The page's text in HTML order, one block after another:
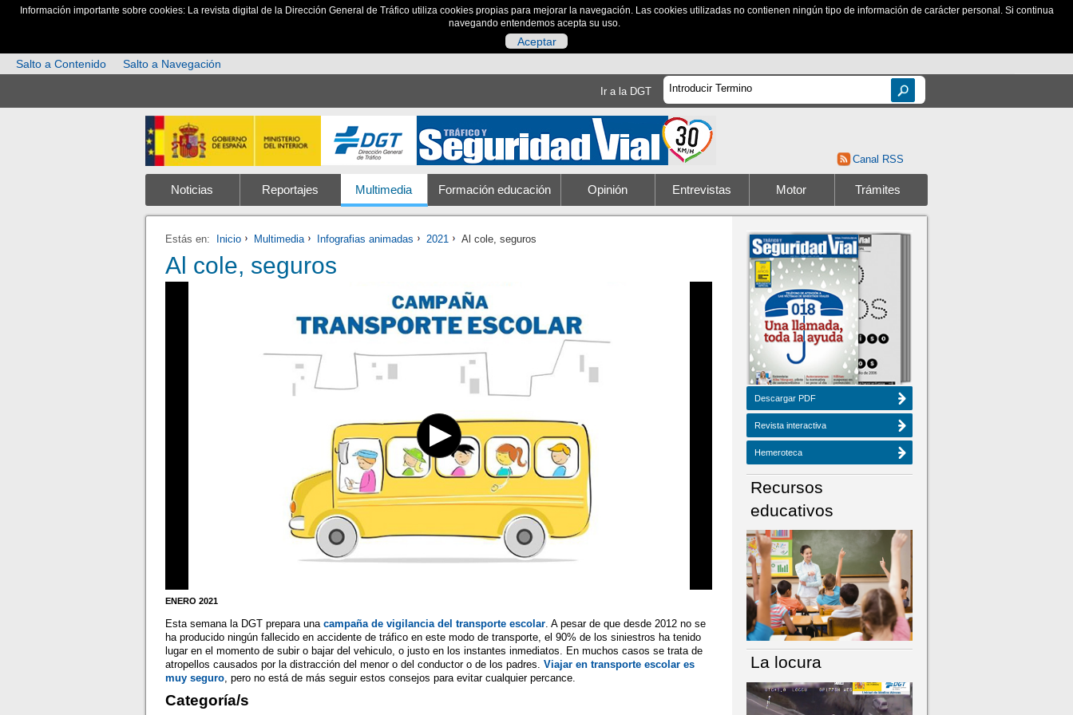
Información importante sobre cookies: La revista digital de la Dirección General de Tráfico utiliza cookies propias para mejorar la navegación. Las cookies utilizadas no contienen ningún tipo de información de carácter personal. Si continua
navegando entendemos acepta su uso.
Aceptar
Salto a Contenido
Salto a Navegación
Ir a la DGT
Canal RSS
Noticias Reportajes Multimedia Formación educación Opinión Entrevistas Motor Trámites
Estás en: Inicio Multimedia Infografias animadas 2021 Al cole, seguros
Al cole, seguros
ENERO 2021
Esta semana la DGT prepara unacampaña de vigilancia del transporte escolar. A pesar de que desde 2012 no se
ha producido ningún fallecido en accidente de tráfico en este modo de transporte, el 90% de los siniestros ha tenido
lugar en el momento de subir o bajar del vehiculo, o justo en los instantes inmediatos. En muchos casos se trata de
atropellos causados por la distracción del menor o del conductor o de los padres.Viajar en transporte escolar es
muy seguro, pero no está de más seguir estos consejos para evitar cualquier percance.
Categoría/s
Descargar PDF
Revista interactiva
Hemeroteca
Recursos
educativos
La locura